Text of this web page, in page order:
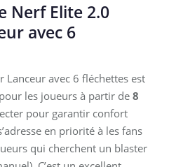
Nerf Elite 2.0
avec 6
Lanceur avec 6 fléchettes est
les joueurs à partir de 8
pour garantir confort
en priorité à les fans
qui cherchent un blaster